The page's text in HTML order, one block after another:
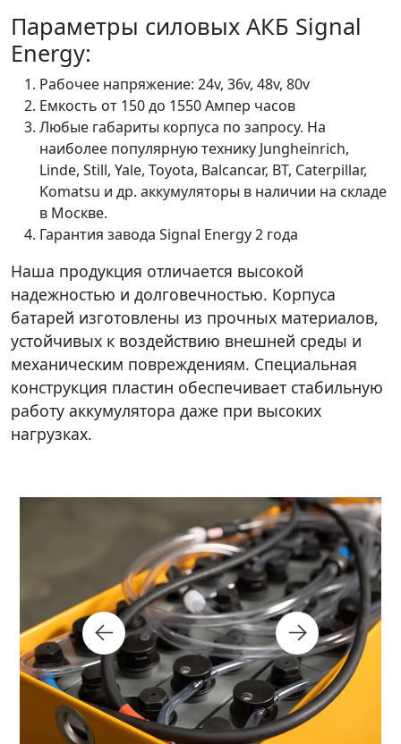
Параметры силовых АКБ Signal
Energy:
Рабочее напряжение: 24v, 36v, 48v, 80v
Емкость от 150 до 1550 Ампер часов
Любые габариты корпуса по запросу. На
наиболее популярную технику Jungheinrich,
Linde, Still, Yale, Toyota, Balcancar, BT, Caterpillar,
Komatsu и др. аккумуляторы в наличии на складе
в Москве.
Гарантия завода Signal Energy 2 года
Наша продукция отличается высокой
надежностью и долговечностью. Корпуса
батарей изготовлены из прочных материалов,
устойчивых к воздействию внешней среды и
механическим повреждениям. Специальная
конструкция пластин обеспечивает стабильную
работу аккумулятора даже при высоких
нагрузках.